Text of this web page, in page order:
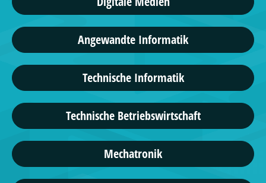
Angewandte Informatik
Technische Informatik
Technische Betriebswirtschaft
Mechatronik